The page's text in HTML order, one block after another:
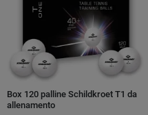
Box 120 palline Schildkroet T1 da
allenamento